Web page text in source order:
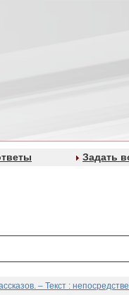
Задать
– Текст :